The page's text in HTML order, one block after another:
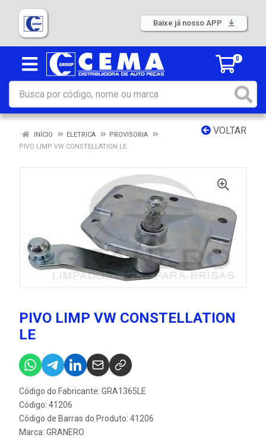
Baixe já nosso APP
0
VOLTAR
INÍCIO ELETRICA
PROVISORIA
PIVO LIMP VW CONSTELLATION LE
PIVO LIMP VW CONSTELLATION
LE
Código do Fabricante: GRA1365LE
Código: 41206
Código de Barras do Produto: 41206
Marca: GRANERO